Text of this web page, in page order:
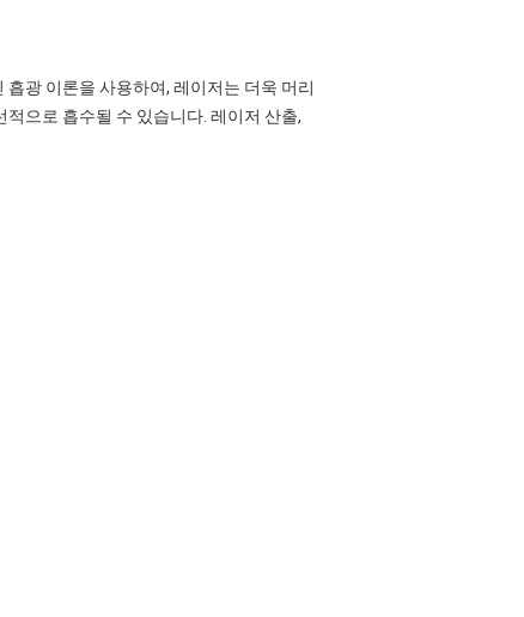
광 이론을 사용하여, 레이저는 더욱 머리
으로 흡수될 수 있습니다. 레이저 산출,